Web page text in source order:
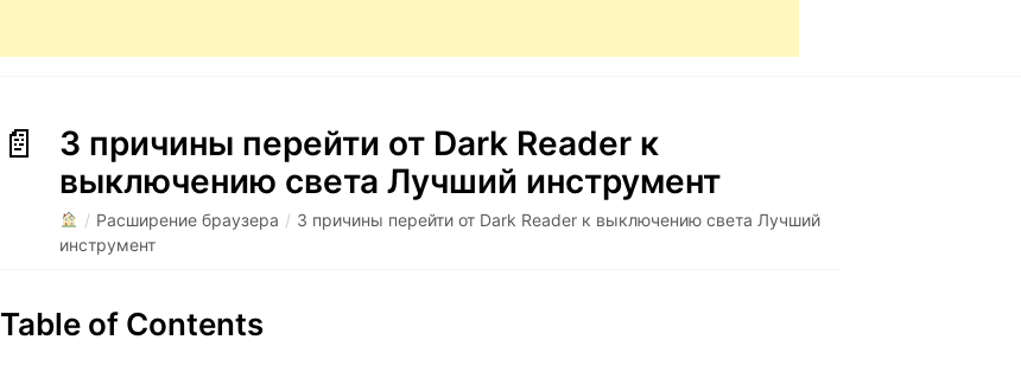
3 причины перейти от Dark Reader к
выключению света Лучший инструмент
/ Расширение браузера / 3 причины перейти от Dark Reader к выключению света Лучший
инструмент
Table of Contents